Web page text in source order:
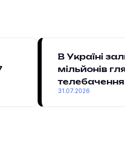
В Україні
мільйонів
телебачення
31.07.2026